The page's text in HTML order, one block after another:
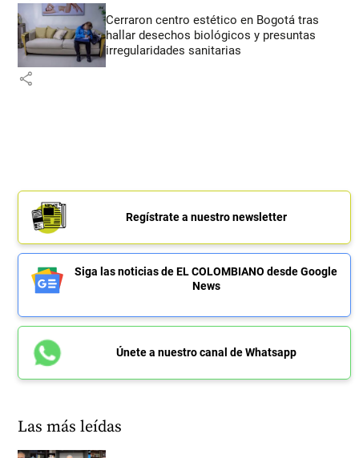
Cerraron centro estético en Bogotá tras
hallar desechos biológicos y presuntas
irregularidades sanitarias
share
Regístrate a nuestro newsletter
Siga las noticias de EL COLOMBIANO desde Google
News
Únete a nuestro canal de Whatsapp
Las más leídas